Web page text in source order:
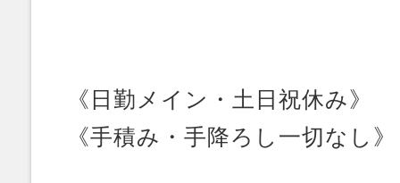
《日勤メイン・土日祝休み》
《手積み・手降ろし一切なし》